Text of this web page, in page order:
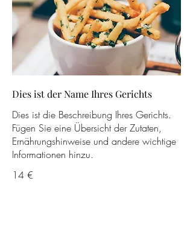
Dies ist der Name Ihres Gerichts
Dies ist die Beschreibung Ihres Gerichts.
Fügen Sie eine Übersicht der Zutaten,
Ernährungshinweise und andere wichtige
Informationen hinzu.
14 €